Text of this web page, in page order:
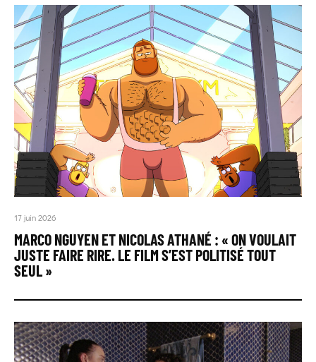
17 juin 2026
MARCO NGUYEN ET NICOLAS ATHANÉ : « ON VOULAIT
JUSTE FAIRE RIRE. LE FILM S’EST POLITISÉ TOUT
SEUL »